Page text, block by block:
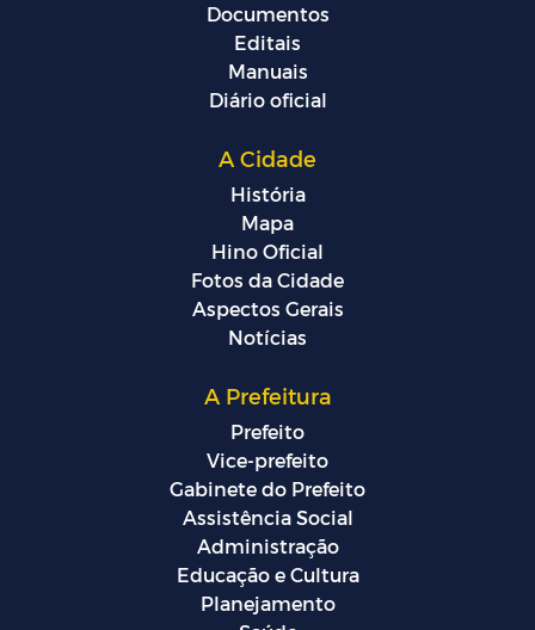
Documentos
Editais
Manuais
Diário oficial
A Cidade
História
Mapa
Hino Oficial
Fotos da Cidade
Aspectos Gerais
Notícias
A Prefeitura
Prefeito
Vice-prefeito
Gabinete do Prefeito
Assistência Social
Administração
Educação e Cultura
Planejamento